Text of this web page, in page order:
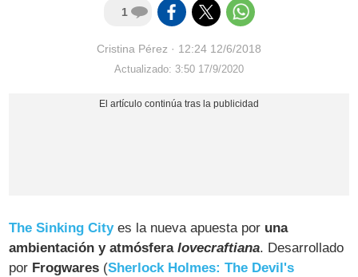
1
Cristina Pérez · 12:24 12/6/2018
Actualizado: 3:50 17/9/2020
The Sinking Cityes la nueva apuesta por una
ambientación y atmósferalovecraftiana. Desarrollado
por Frogwares (Sherlock Holmes: The Devil's